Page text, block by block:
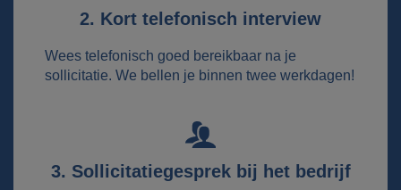
2. Kort telefonisch interview
Wees telefonisch goed bereikbaar na je
sollicitatie. We bellen je binnen twee werkdagen!
3. Sollicitatiegesprek bij het bedrijf